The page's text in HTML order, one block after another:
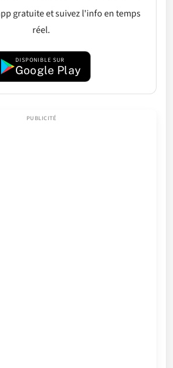
gratuite et suivez l'info en temps
réel.
DISPONIBLE SUR
Google Play